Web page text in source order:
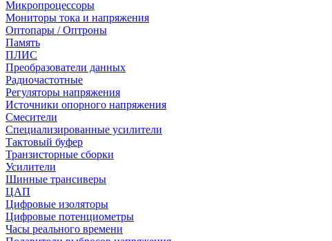
Микропроцессоры
Мониторы тока и напряжения
Оптопары / Оптроны
Память
ПЛИС
Преобразователи данных
Радиочастотные
Регуляторы напряжения
Источники опорного напряжения
Смесители
Специализированные усилители
Тактовый буфер
Транзисторные сборки
Усилители
Шинные трансиверы
ЦАП
Цифровые изоляторы
Цифровые потенциометры
Часы реального времени